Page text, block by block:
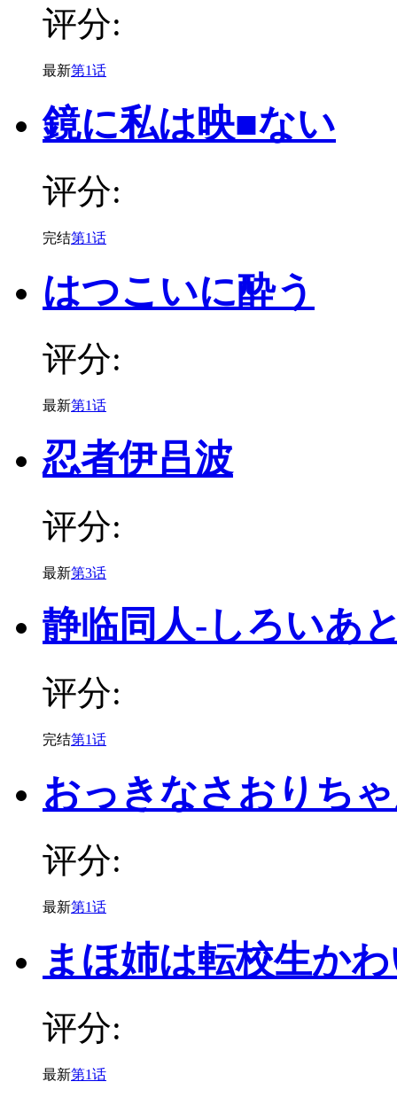
评分:
最新第1话
鏡に私は映■ない
评分:
完结第1话
はつこいに酔う
评分:
最新第1话
忍者伊吕波
评分:
最新第3话
静临同人-しろいあ
评分:
完结第1话
おっきなさおりち
评分:
最新第1话
まほ姉は転校生か
评分:
最新第1话